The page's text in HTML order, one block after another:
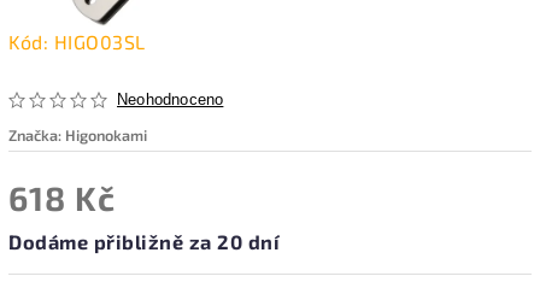
Kód: HIGO03SL
Neohodnoceno
Značka: Higonokami
618 Kč
Dodáme přibližně za 20 dní